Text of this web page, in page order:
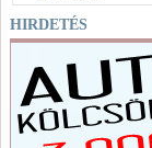
HIRDETÉS